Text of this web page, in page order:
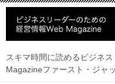
スキマ時間に読めるビジネ
Magazineファースト・ジャ